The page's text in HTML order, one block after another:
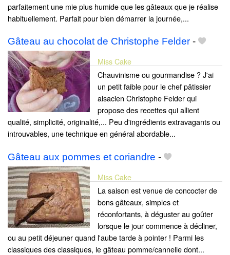
parfaitement une mie plus humide que les gâteaux que je réalise
habituellement. Parfait pour bien démarrer la journée,...
Gâteau au chocolat de Christophe Felder -
Miss Cake
Chauvinisme ou gourmandise ? J'ai
un petit faible pour le chef pâtissier
alsacien Christophe Felder qui
propose des recettes qui allient
qualité, simplicité, originalité,... Peu d'ingrédients extravagants ou
introuvables, une technique en général abordable...
Gâteau aux pommes et coriandre -
Miss Cake
La saison est venue de concocter de
bons gâteaux, simples et
réconfortants, à déguster au goûter
lorsque le jour commence à décliner,
ou au petit déjeuner quand l'aube tarde à pointer ! Parmi les
classiques des classiques, le gâteau pomme/cannelle dont...